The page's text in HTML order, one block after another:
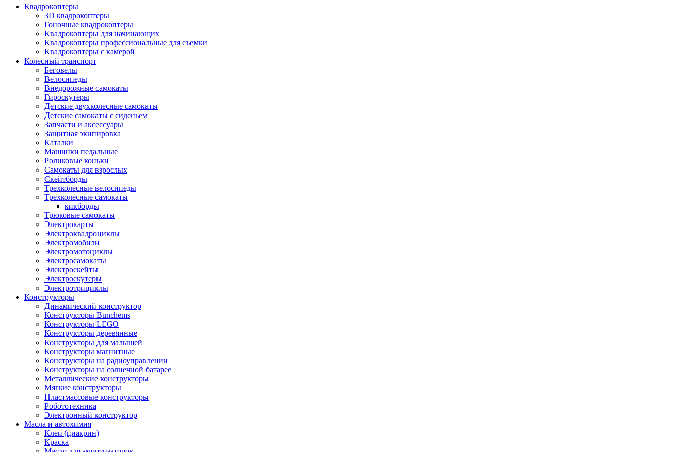
Квадрокоптеры
3D квадрокоптеры
Гоночные квадрокоптеры
Квадрокоптеры для начинающих
Квадрокоптеры профессиональные для съемки
Квадрокоптеры с камерой
Колесный транспорт
Беговелы
Велосипеды
Внедорожные самокаты
Гироскутеры
Детские двухколесные самокаты
Детские самокаты с сиденьем
Запчасти и аксессуары
Защитная экипировка
Каталки
Машинки педальные
Роликовые коньки
Самокаты для взрослых
Скейтборды
Трехколесные велосипеды
Трехколесные самокаты
кикборды
Трюковые самокаты
Электрокарты
Электроквадроциклы
Электромобили
Электромотоциклы
Электросамокаты
Электроскейты
Электроскутеры
Электротрициклы
Конструкторы
Динамический конструктор
Конструкторы Bunchems
Конструкторы LEGO
Конструкторы деревянные
Конструкторы для малышей
Конструкторы магнитные
Конструкторы на радиоуправлении
Конструкторы на солнечной батарее
Металлические конструкторы
Мягкие конструкторы
Пластмассовые конструкторы
Робототехника
Электронный конструктор
Масла и автохимия
Клеи (циакрин)
Краска